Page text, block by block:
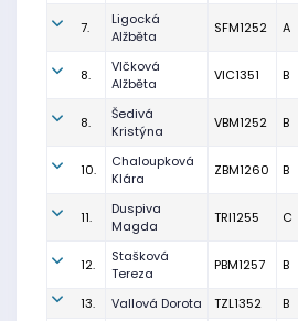
7.
Ligocká
Alžběta
SFM1252 A
8.
Vlčková
Alžběta
VIC1351 B
8.
Šedivá
Kristýna
VBM1252 B
10.
Chaloupková
Klára
ZBM1260 B
11.
Duspiva
Magda
TRI1255 C
12.
Stašková
Tereza
PBM1257 B
13. Vallová Dorota TZL1352 B